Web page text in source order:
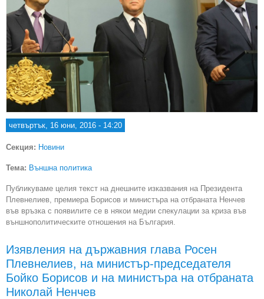
четвъртък, 16 юни, 2016 - 14:20
Секция: Новини
Тема: Външна политика
Публикуваме целия текст на днешните изказвания на Президента
Плевнелиев, премиера Борисов и министъра на отбраната Ненчев
във връзка с появилите се в някои медии спекулации за криза във
външнополитическите отношения на България.
Изявления на държавния глава Росен
Плевнелиев, на министър-председателя
Бойко Борисов и на министъра на отбраната
Николай Ненчев